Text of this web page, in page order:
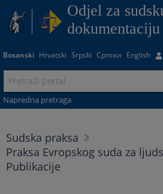
Odjel za
Bosanski Hrvatski Srpski Српски English
Napredna pretraga
Sudska praksa
Praksa Evropskog suda za
Publikacije